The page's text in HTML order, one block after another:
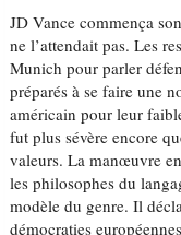
JD Vance commença
ne l’attendait pas. Les
Munich pour parler
préparés à se faire une
américain pour leur
fut plus sévère encore
valeurs. La manœuvre
les philosophes du
modèle du genre. Il
démocraties